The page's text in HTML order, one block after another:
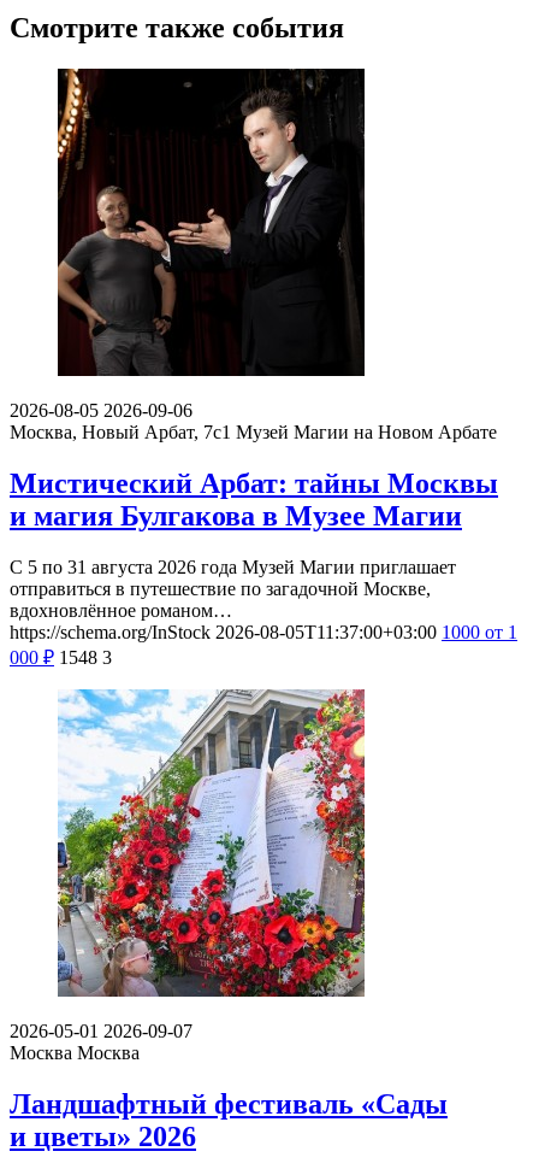
Смотрите также события
2026-08-05 2026-09-06
Москва, Новый Арбат, 7с1 Музей Магии на Новом Арбате
Мистический Арбат: тайны Москвы
и магия Булгакова в Музее Магии
С 5 по 31 августа 2026 года Музей Магии приглашает
отправиться в путешествие по загадочной Москве,
вдохновлённое романом…
https://schema.org/InStock 2026-08-05T11:37:00+03:00 1000 от 1
000 ₽ 1548 3
2026-05-01 2026-09-07
Москва Москва
Ландшафтный фестиваль «Сады
и цветы» 2026